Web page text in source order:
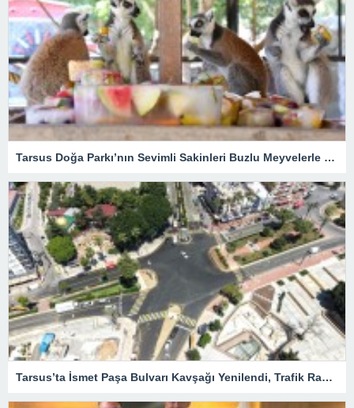
Tarsus Doğa Parkı’nın Sevimli Sakinleri Buzlu Meyvelerle Serinliyor
Tarsus’ta İsmet Paşa Bulvarı Kavşağı Yenilendi, Trafik Rahatladı